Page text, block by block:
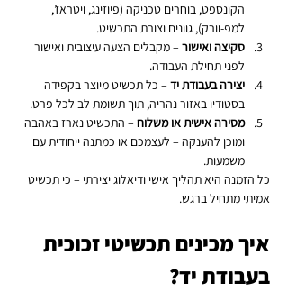
הקונספט, בוחרים טכניקה (פיוזינג, ויטראז’,
למפ-וורק), גוונים וצורת התכשיט.
סקיצה ואישור – מקבלים הצעה עיצובית ואישור
לפני תחילת העבודה.
יצירה בעבודת יד – כל תכשיט מיוצר בקפידה
בסטודיו באזור נהריה, תוך תשומת לב לכל פרט.
מסירה אישית או משלוח – התכשיט נארז באהבה
ומוכן להענקה – לעצמכם או כמתנה ייחודית עם
משמעות.
כל הזמנה היא תהליך אישי ודיאלוג יצירתי – כי תכשיט
אמיתי מתחיל ברגש.
איך מכינים תכשיטי זכוכית
בעבודת יד?